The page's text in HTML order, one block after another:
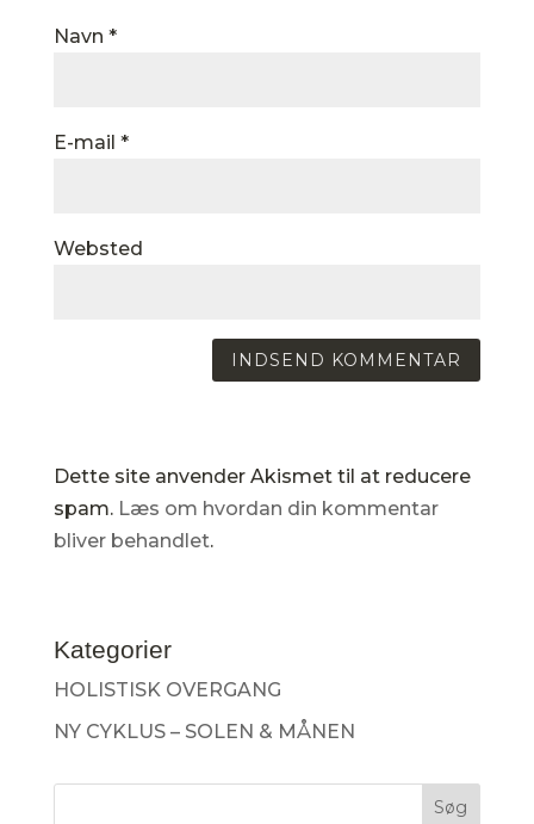
Navn *
E-mail *
Websted
Dette site anvender Akismet til at reducere
spam. Læs om hvordan din kommentar
bliver behandlet.
Kategorier
HOLISTISK OVERGANG
NY CYKLUS – SOLEN & MÅNEN